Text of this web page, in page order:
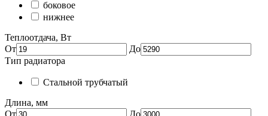
боковое
нижнее
Теплоотдача, Вт
От
До
Тип радиатора
Стальной трубчатый
Длина, мм
От
До